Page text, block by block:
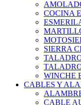
COCINA
SIERRA
WINCHE
CABLES Y
CABLE